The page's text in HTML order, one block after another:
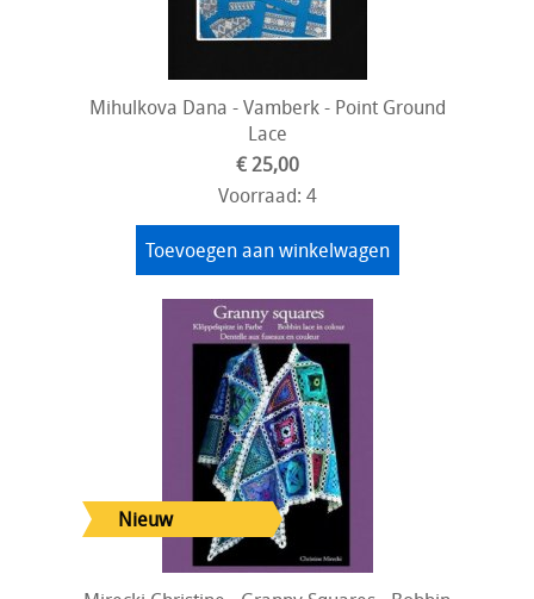
Mihulkova Dana - Vamberk - Point Ground
Lace
€ 25,00
Voorraad: 4
Toevoegen aan winkelwagen